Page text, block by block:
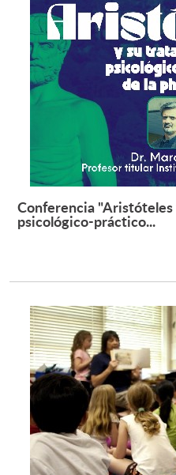
Conferencia
psicológico-práctico...